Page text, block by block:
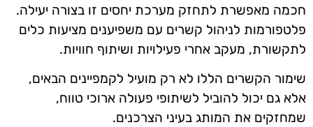
חכמה מאפשרת לתחזק מערכת יחסים זו בצורה יעילה.
פלטפורמות לניהול קשרים עם משפיענים מציעות כלים
לתקשורת, מעקב אחרי פעילויות ושיתוף חוויות.
שימור הקשרים הללו לא רק מועיל לקמפיינים הבאים,
אלא גם יכול להוביל לשיתופי פעולה ארוכי טווח,
שמחזקים את המותג בעיני הצרכנים.